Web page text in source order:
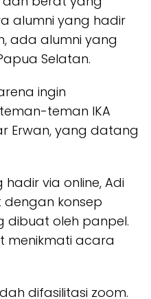
alumni yang hadir
ada alumni yang
Selatan.
ingin
teman IKA
Erwan, yang datang
via online, Adi
dengan konsep
dibuat oleh panpel.
menikmati acara
difasilitasi zoom.